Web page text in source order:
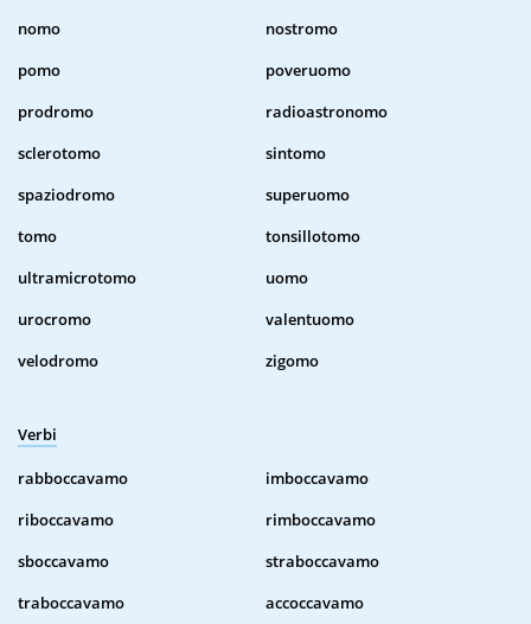
nomo
nostromo
pomo
poveruomo
prodromo
radioastronomo
sclerotomo
sintomo
spaziodromo
superuomo
tomo
tonsillotomo
ultramicrotomo
uomo
urocromo
valentuomo
velodromo
zigomo
Verbi
rabboccavamo
imboccavamo
riboccavamo
rimboccavamo
sboccavamo
straboccavamo
traboccavamo
accoccavamo